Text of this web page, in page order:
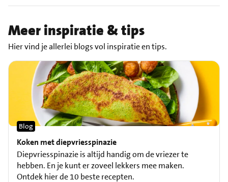
Meer inspiratie & tips
Hier vind je allerlei blogs vol inspiratie en tips.
Koken met diepvriesspinazie
Blog
Diepvriesspinazie is altijd handig om de vriezer te
hebben. En je kunt er zoveel lekkers mee maken.
Ontdek hier de 10 beste recepten.